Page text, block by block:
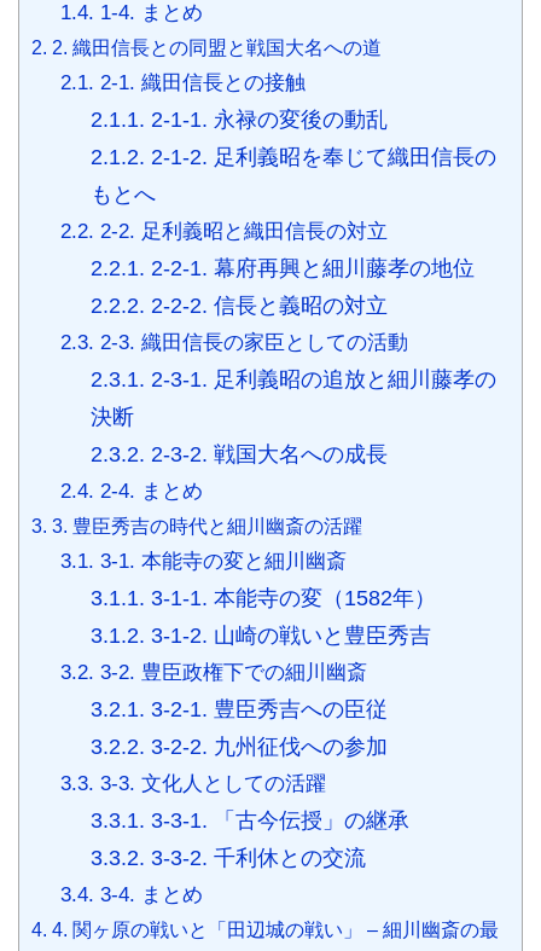
1.4. 1-4. まとめ
2. 2. 織田信長との同盟と戦国大名への道
2.1. 2-1. 織田信長との接触
2.1.1. 2-1-1. 永禄の変後の動乱
2.1.2. 2-1-2. 足利義昭を奉じて織田信長の
もとへ
2.2. 2-2. 足利義昭と織田信長の対立
2.2.1. 2-2-1. 幕府再興と細川藤孝の地位
2.2.2. 2-2-2. 信長と義昭の対立
2.3. 2-3. 織田信長の家臣としての活動
2.3.1. 2-3-1. 足利義昭の追放と細川藤孝の
決断
2.3.2. 2-3-2. 戦国大名への成長
2.4. 2-4. まとめ
3. 3. 豊臣秀吉の時代と細川幽斎の活躍
3.1. 3-1. 本能寺の変と細川幽斎
3.1.1. 3-1-1. 本能寺の変（1582年）
3.1.2. 3-1-2. 山崎の戦いと豊臣秀吉
3.2. 3-2. 豊臣政権下での細川幽斎
3.2.1. 3-2-1. 豊臣秀吉への臣従
3.2.2. 3-2-2. 九州征伐への参加
3.3. 3-3. 文化人としての活躍
3.3.1. 3-3-1. 「古今伝授」の継承
3.3.2. 3-3-2. 千利休との交流
3.4. 3-4. まとめ
4. 4. 関ヶ原の戦いと「田辺城の戦い」 – 細川幽斎の最